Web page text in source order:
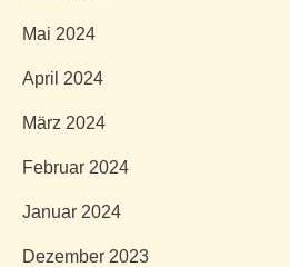
Mai 2024
April 2024
März 2024
Februar 2024
Januar 2024
Dezember 2023